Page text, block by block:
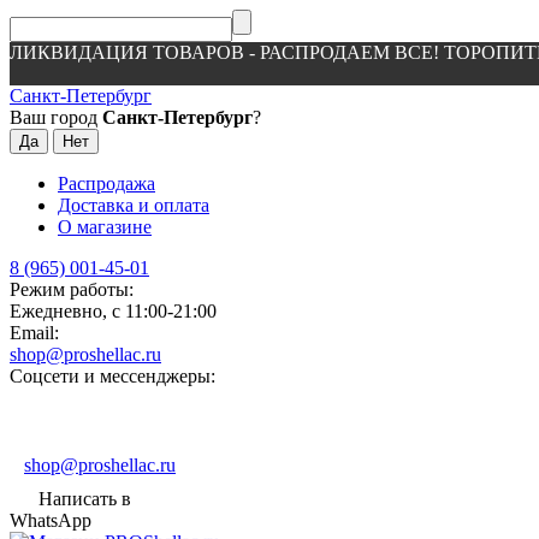
ЛИКВИДАЦИЯ ТОВАРОВ - РАСПРОДАЕМ ВСЕ!
Санкт-Петербург
Ваш город Санкт-Петербург?
Распродажа
Доставка и оплата
О магазине
8 (965) 001-45-01
Режим работы:
Ежедневно, с 11:00-21:00
Email:
shop@proshellac.ru
Соцсети и мессенджеры:
shop@proshellac.ru
Написать в
WhatsApp